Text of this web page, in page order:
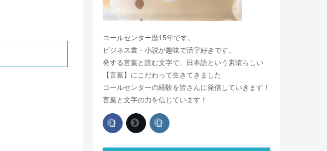
コールセンター歴15年です。
ビジネス書・小説が趣味で活字好きです。
発する言葉と読む文字で、日本語という素晴らしい
【言葉】にこだわって生きてきました
コールセンターの経験を皆さんに発信していきます！
言葉と文字の力を信じています！